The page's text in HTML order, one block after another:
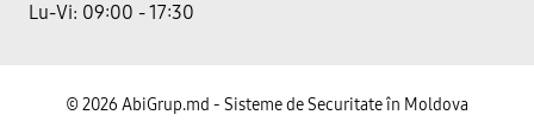
Lu-Vi: 09:00 - 17:30
© 2026 AbiGrup.md - Sisteme de Securitate în Moldova